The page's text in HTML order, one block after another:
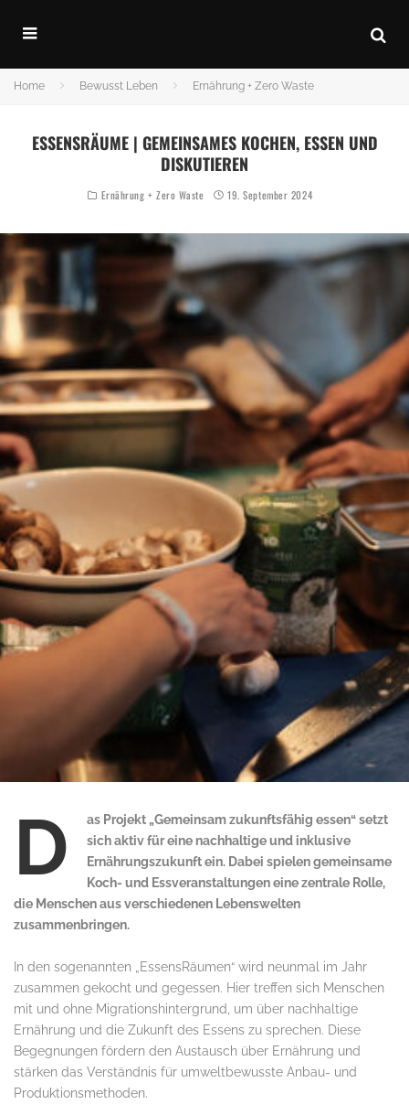
Home Bewusst Leben Ernährung + Zero Waste
ESSENSRÄUME | GEMEINSAMES KOCHEN, ESSEN UND
DISKUTIEREN
Ernährung + Zero Waste 19. September 2024
D
as Projekt „Gemeinsam zukunftsfähig essen“ setzt
sich aktiv für eine nachhaltige und inklusive
Ernährungszukunft ein. Dabei spielen gemeinsame
Koch- und Essveranstaltungen eine zentrale Rolle,
die Menschen aus verschiedenen Lebenswelten
zusammenbringen.
In den sogenannten „EssensRäumen“ wird neunmal im Jahr
zusammen gekocht und gegessen. Hier treffen sich Menschen
mit und ohne Migrationshintergrund, um über nachhaltige
Ernährung und die Zukunft des Essens zu sprechen. Diese
Begegnungen fördern den Austausch über Ernährung und
stärken das Verständnis für umweltbewusste Anbau- und
Produktionsmethoden.